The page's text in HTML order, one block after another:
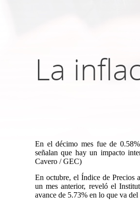
La
En el décimo mes fue de
señalan que hay un impacto
Cavero / GEC)
En octubre, el Índice de Precios
un mes anterior, reveló el
avance de 5.73% en lo que va